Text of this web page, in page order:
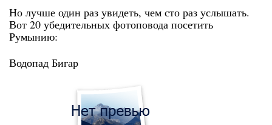
Но лучше один раз увидеть, чем сто раз услышать.
Вот 20 убедительных фотоповода посетить
Румынию:
Водопад Бигар